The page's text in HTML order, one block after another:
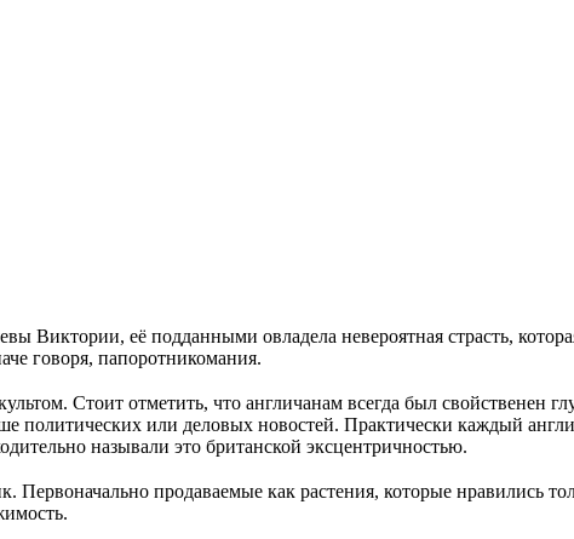
Виктории, её подданными овладела невероятная страсть,
говоря, папоротникомания.
Стоит отметить, что англичанам всегда был свойственен
политических или деловых новостей. Практически каждый
называли это британской эксцентричностью.
продаваемые как растения, которые нравились